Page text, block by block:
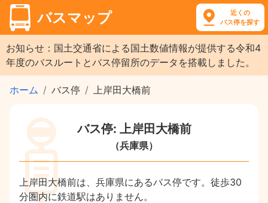
バスマップ
近くの
バス停を探す
お知らせ：国土交通省による国土数値情報が提供する令和4
年度のバスルートとバス停留所のデータを搭載しました。
ホーム バス停 上岸田大橋前
バス停: 上岸田大橋前
（兵庫県）
上岸田大橋前は、兵庫県にあるバス停です。徒歩30
分圏内に鉄道駅はありません。